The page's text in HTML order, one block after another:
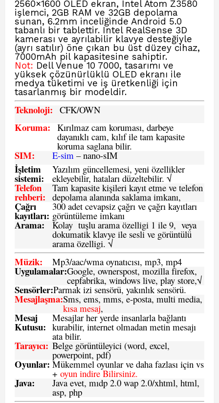
2560×1600 OLED ekran, Intel Atom Z3580
işlemci, 2GB RAM ve 32GB depolama
sunan, 6.2mm inceliğinde Android 5.0
tabanlı bir tablettir. Intel RealSense 3D
kamerası ve ayrılabilir klavye desteğiyle
(ayrı satılır) öne çıkan bu üst düzey cihaz,
7000mAh pil kapasitesine sahiptir.
Not: Dell Venue 10 7000, tasarımı ve
yüksek çözünürlüklü OLED ekranı ile
medya tüketimi ve iş üretkenliği için
tasarlanmış bir modeldir.
Teknoloji: CFK/OWN
Koruma: Kırılmaz cam koruması, darbeye
dayanıklı cam, kılıf ile tam kapasite
koruma saglana bilir.
SIM: E-sim – nano-sIM
İşletim
sistemi:
Yazılım güncellemesi, yeni özellikler
ekleyebilir, hataları düzeltebilir. √
Telefon
rehberi:
Tam kapasite kişileri kayıt etme ve telefon
depolama alanında saklama imkanı,
Çağrı
kayıtları:
300 adet cevapsiz çağrı ve çağrı kayıtları
görüntüleme imkanı
Arama: Kolay tuşlu arama özelligi 1 ile 9, veya
dokumatik klavye ile sesli ve görüntülü
arama özelligi. √
Müzik: Mp3/aac/wma oynatıcısı, mp3, mp4
Uygulamalar:Google, ownerspost, mozilla firefox,
cepfabrika, windows live, play store,√
Sensörler:Parmak izi sensörü, yakınlık sensörü.
Mesajlaşma:Sms, ems, mms, e-posta, multi media,
kısa mesaj,
Mesaj
Kutusu:
Mesajlar her yerde insanlarla bağlantı
kurabilir, internet olmadan metin mesajı
ata bilir.
Tarayıcı: Belge görüntüleyici (word, excel,
powerpoint, pdf)
Oyunlar: Mükemmel oyunlar ve daha fazlası için vs
+ oyun indire Bilirsiniz.
Java: Java evet, mıdp 2.0 wap 2.0/xhtml, html,
asp, php